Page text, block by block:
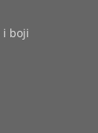
i boji